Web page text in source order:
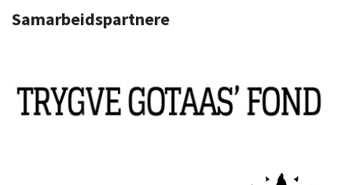
Samarbeidspartnere